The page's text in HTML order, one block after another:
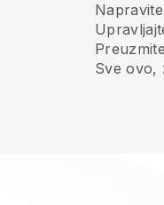
Sve ovo,